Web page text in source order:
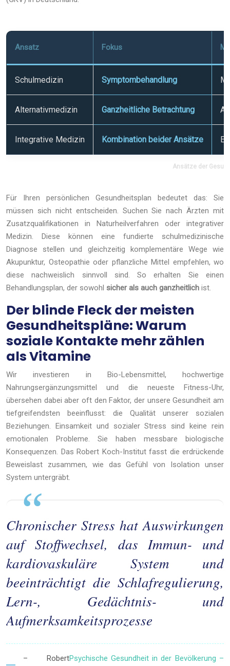
Ansätze der
Ansatz Fokus
Schulmedizin Symptombehandlung
Alternativmedizin Ganzheitliche Betrachtung
Integrative Medizin Kombination beider Ansätze
Für Ihren persönlichen Gesundheitsplan bedeutet das: Sie
müssen sich nicht entscheiden. Suchen Sie nach Ärzten mit
Zusatzqualifikationen in Naturheilverfahren oder integrativer
Medizin. Diese können eine fundierte schulmedizinische
Diagnose stellen und gleichzeitig komplementäre Wege wie
Akupunktur, Osteopathie oder pflanzliche Mittel empfehlen, wo
diese nachweislich sinnvoll sind. So erhalten Sie einen
Behandlungsplan, der sowohl sicher als auch ganzheitlich ist.
Der blinde Fleck der meisten
Gesundheitspläne: Warum
soziale Kontakte mehr zählen
als Vitamine
Wir investieren in Bio-Lebensmittel, hochwertige
Nahrungsergänzungsmittel und die neueste Fitness-Uhr,
übersehen dabei aber oft den Faktor, der unsere Gesundheit am
tiefgreifendsten beeinflusst: die Qualität unserer sozialen
Beziehungen. Einsamkeit und sozialer Stress sind keine rein
emotionalen Probleme. Sie haben messbare biologische
Konsequenzen. Das Robert Koch-Institut fasst die erdrückende
Beweislast zusammen, wie das Gefühl von Isolation unser
System untergräbt.
Chronischer Stress hat Auswirkungen
auf Stoffwechsel, das Immun- und
kardiovaskuläre System und
beeinträchtigt die Schlafregulierung,
Lern-, Gedächtnis- und
Aufmerksamkeitsprozesse
– RobertPsychische Gesundheit in der Bevölkerung –